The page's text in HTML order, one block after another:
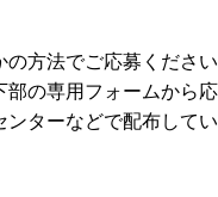
の方法でご応募ください
の専用フォームから
ターなどで配布して